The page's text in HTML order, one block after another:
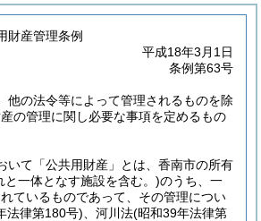
財産管理条例
平成18年3月1日
条例第63号
他の法令等によって管理されるものを除
の管理に関し必要な事項を定めるもの
いて「公共用財産」とは、香南市の所有
と一体となす施設を含む。)のうち、一
ているものであって、その管理につい
法律第180号) 、河川法(昭和39年法律第